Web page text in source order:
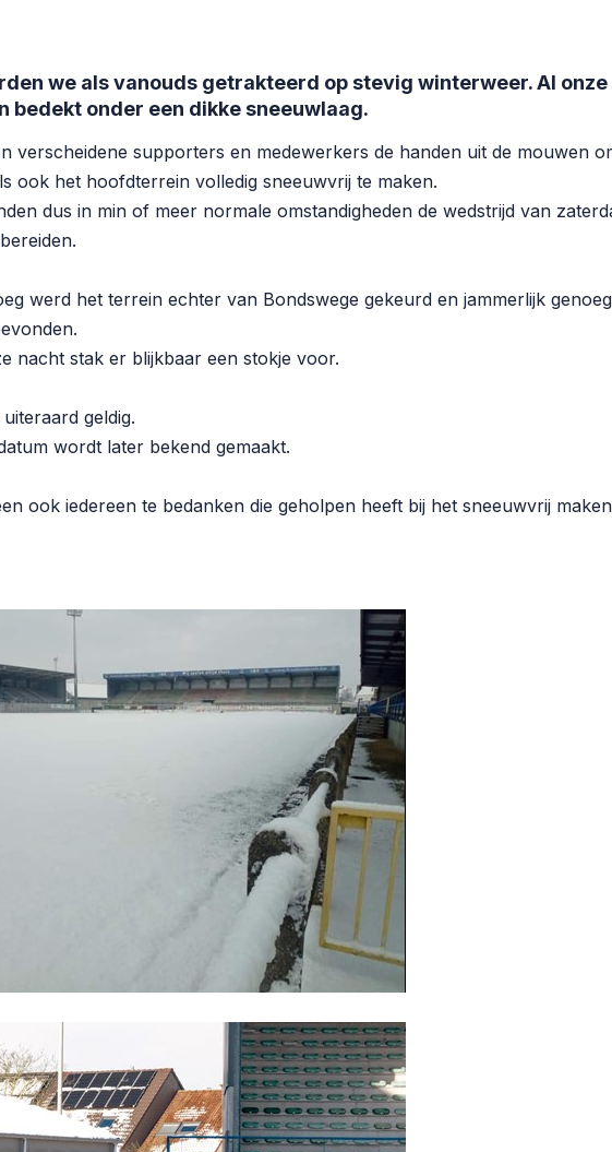
we als vanouds getrakteerd op stevig winterweer. Al onze
bedekt onder een dikke sneeuwlaag.
verscheidene supporters en medewerkers de handen uit de mouwen
ook het hoofdterrein volledig sneeuwvrij te maken.
dus in min of meer normale omstandigheden de wedstrijd van
werd het terrein echter van Bondswege gekeurd en jammerlijk genoeg
nacht stak er blijkbaar een stokje voor.
geldig.
wordt later bekend gemaakt.
ook iedereen te bedanken die geholpen heeft bij het sneeuwvrij